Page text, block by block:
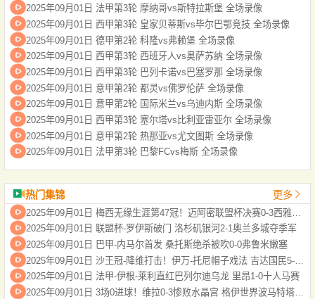
2025年09月01日 法甲第3轮 摩纳哥vs斯特拉斯堡 全场录像
2025年09月01日 西甲第3轮 皇家贝蒂斯vs毕尔巴鄂竞技 全场录像
2025年09月01日 德甲第2轮 科隆vs弗赖堡 全场录像
2025年09月01日 西甲第3轮 西班牙人vs奥萨苏纳 全场录像
2025年09月01日 西甲第3轮 巴列卡诺vs巴塞罗那 全场录像
2025年09月01日 意甲第2轮 都灵vs佛罗伦萨 全场录像
2025年09月01日 意甲第2轮 国际米兰vs乌迪内斯 全场录像
2025年09月01日 西甲第3轮 塞尔塔vs比利亚雷亚尔 全场录像
2025年09月01日 意甲第2轮 热那亚vs尤文图斯 全场录像
2025年09月01日 法甲第3轮 巴黎FCvs梅斯 全场录像
热门集锦 更多
2025年09月01日 联盟杯-罗伊斯破门 洛杉矶银河2-1奥兰多城夺季军
2025年09月01日 巴甲-内马尔首发 桑托斯绝杀被吹0-0弗鲁米嫩塞
2025年09月01日 法甲-伊根-莱利直红巴列尔迪乌龙 里昂1-0十人马赛
2025年09月01日 3场0进球！维拉0-3惨败水晶宫 格伊世界波马特塔点射大马丁缺战